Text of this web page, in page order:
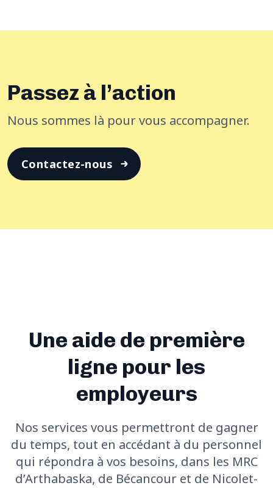
Passez à l’action
Nous sommes là pour vous accompagner.
Contactez-nous
Une aide de première
ligne pour les
employeurs
Nos services vous permettront de gagner
du temps, tout en accédant à du personnel
qui répondra à vos besoins, dans les MRC
d’Arthabaska, de Bécancour et de Nicolet-